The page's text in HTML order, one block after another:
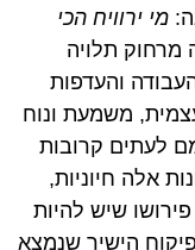
מי ירוויח הכי
תלויה
והעדפות
משמעת ונוח
לעתים קרובות
אלה חיוניות,
שיש להיות
הישיר שנמצא